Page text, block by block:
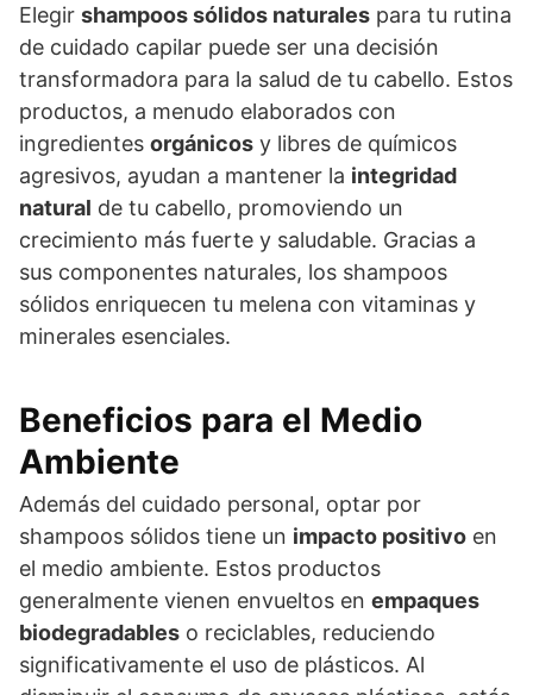
Elegir shampoos sólidos naturales para tu rutina
de cuidado capilar puede ser una decisión
transformadora para la salud de tu cabello. Estos
productos, a menudo elaborados con
ingredientes orgánicos y libres de químicos
agresivos, ayudan a mantener la integridad
natural de tu cabello, promoviendo un
crecimiento más fuerte y saludable. Gracias a
sus componentes naturales, los shampoos
sólidos enriquecen tu melena con vitaminas y
minerales esenciales.
Beneficios para el Medio
Ambiente
Además del cuidado personal, optar por
shampoos sólidos tiene un impacto positivo en
el medio ambiente. Estos productos
generalmente vienen envueltos en empaques
biodegradables o reciclables, reduciendo
significativamente el uso de plásticos. Al